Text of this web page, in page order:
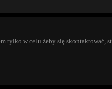
w celu żeby się skontaktować,